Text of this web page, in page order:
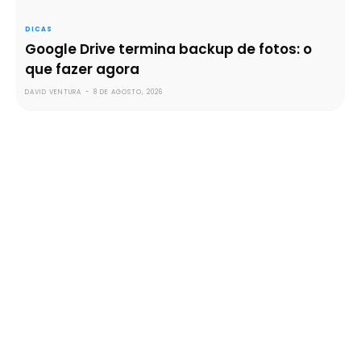
DICAS
Google Drive termina backup de fotos: o
que fazer agora
DAVID VENTURA - 8 DE AGOSTO, 2026